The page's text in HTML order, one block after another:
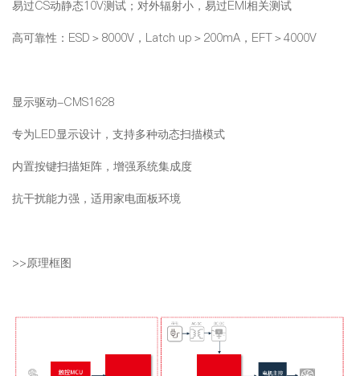
易过CS动静态10V测试；对外辐射小，易过EMI相关测试
高可靠性：ESD＞8000V，Latch up＞200mA，EFT＞4000V
显示驱动-CMS1628
专为LED显示设计，支持多种动态扫描模式
内置按键扫描矩阵，增强系统集成度
抗干扰能力强，适用家电面板环境
>>原理框图